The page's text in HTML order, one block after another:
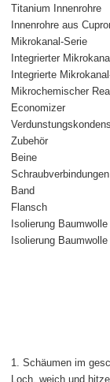
Titanium Innenrohre
Innenrohre aus
Mikrokanal-Serie
Integrierter
Integrierte
Mikrochemischer
Economizer
Zubehör
Beine
Schraubverbindungen
Band
Flansch
Isolierung Baumwolle
Isolierung
1. Schäumen im
Loch, weich und